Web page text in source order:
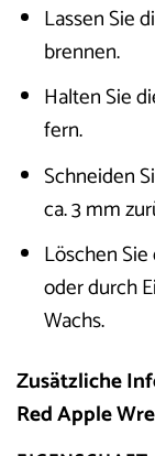
Lassen Sie
brennen.
Halten Sie
fern.
Schneiden
ca. 3 mm
Löschen
oder durch
Wachs.
Zusätzliche
Red Apple